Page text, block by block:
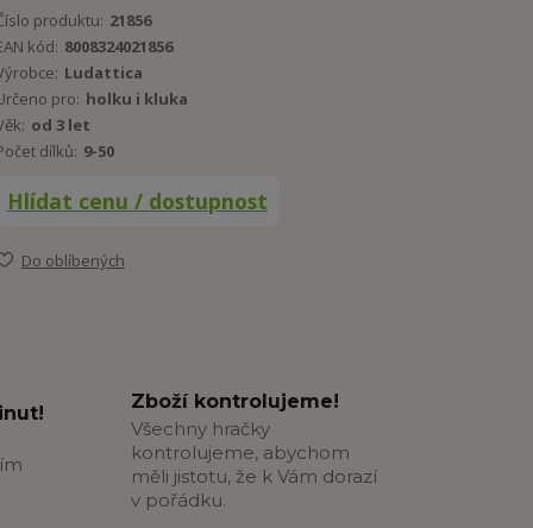
produktu: 21856
kód: 8008324021856
Ludattica
pro: holku i kluka
od 3 let
dílků: 9-50
Hlídat cenu / dostupnost
Do oblíbených
Zboží kontrolujeme!
Všechny hračky
kontrolujeme, abychom
měli jistotu, že k Vám dorazí
v pořádku.